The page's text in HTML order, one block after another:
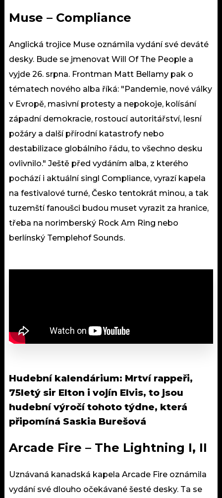
Muse – Compliance
Anglická trojice Muse oznámila vydání své deváté
desky. Bude se jmenovat Will Of The People a
vyjde 26. srpna. Frontman Matt Bellamy pak o
tématech nového alba říká: "Pandemie, nové války
v Evropě, masivní protesty a nepokoje, kolísání
západní demokracie, rostoucí autoritářství, lesní
požáry a další přírodní katastrofy nebo
destabilizace globálního řádu, to všechno desku
ovlivnilo." Ještě před vydáním alba, z kterého
pochází i aktuální singl Compliance, vyrazí kapela
na festivalové turné, Česko tentokrát minou, a tak
tuzemští fanoušci budou muset vyrazit za hranice,
třeba na norimberský Rock Am Ring nebo
berlínský Templehof Sounds.
Hudební kalendárium: Mrtví rappeři,
75letý sir Elton i vojín Elvis, to jsou
hudební výročí tohoto týdne, která
připomíná Saskia Burešová
Arcade Fire – The Lightning I, II
Uznávaná kanadská kapela Arcade Fire oznámila
vydání své dlouho očekávané šesté desky. Ta se